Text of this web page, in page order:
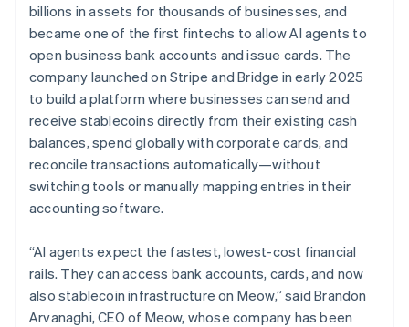
billions in assets for thousands of businesses, and
became one of the first fintechs to allow AI agents to
open business bank accounts and issue cards. The
company launched on Stripe and Bridge in early 2025
to build a platform where businesses can send and
receive stablecoins directly from their existing cash
balances, spend globally with corporate cards, and
reconcile transactions automatically—without
switching tools or manually mapping entries in their
accounting software.
“AI agents expect the fastest, lowest-cost financial
rails. They can access bank accounts, cards, and now
also stablecoin infrastructure on Meow,” said Brandon
Arvanaghi, CEO of Meow, whose company has been